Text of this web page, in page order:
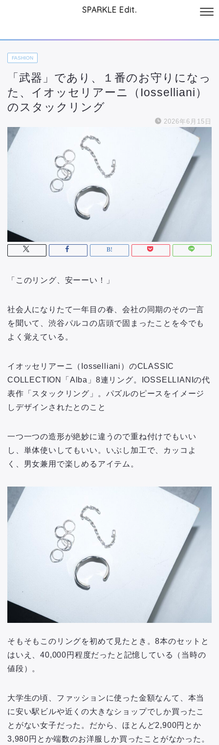
SPARKLE Edit.
FASHION
「武器」であり、１番のお守りになっ
た、イオッセリアーニ（Iosselliani）
のスタックリング
2026年6月15日
「このリング、安ーーい！」
社会人になりたて一年目の春、会社の同期のその一言
を聞いて、渋谷パルコの店頭で固まったことを今でも
よく覚えている。
イオッセリアーニ（Iosselliani）のCLASSIC
COLLECTION「Alba」8連リング。IOSSELLIANIの代
表作「スタックリング」。パズルのピースをイメージ
しデザインされたとのこと
一つ一つの造形が絶妙に違うので重ね付けでもいい
し、単体使いしてもいい。いぶし加工で、カッコよ
く、男女兼用で楽しめるアイテム。
そもそもこのリングを初めて見たとき。8本のセットと
はいえ、40,000円程度だったと記憶している（当時の
値段）。
大学生の頃、ファッションに使った金額なんて、本当
に安い駅ビルや近くの大きなショップでしか買ったこ
とがない女子だった。だから、ほとんど2,900円とか
3,980円とか端数のお洋服しか買ったことがなかった。